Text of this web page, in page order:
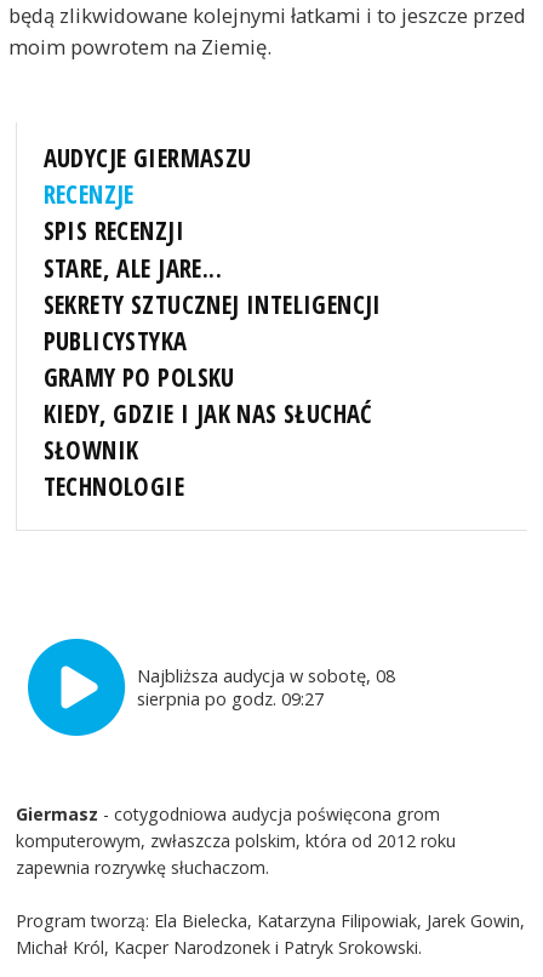
będą zlikwidowane kolejnymi łatkami i to jeszcze przed
moim powrotem na Ziemię.
AUDYCJE GIERMASZU
RECENZJE
SPIS RECENZJI
STARE, ALE JARE...
SEKRETY SZTUCZNEJ INTELIGENCJI
PUBLICYSTYKA
GRAMY PO POLSKU
KIEDY, GDZIE I JAK NAS SŁUCHAĆ
SŁOWNIK
TECHNOLOGIE
Najbliższa audycja w sobotę, 08
sierpnia po godz. 09:27
Giermasz - cotygodniowa audycja poświęcona grom
komputerowym, zwłaszcza polskim, która od 2012 roku
zapewnia rozrywkę słuchaczom.
Program tworzą: Ela Bielecka, Katarzyna Filipowiak, Jarek Gowin,
Michał Król, Kacper Narodzonek i Patryk Srokowski.